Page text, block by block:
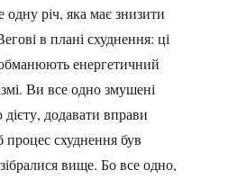
одну річ, яка має знизити
в плані схуднення: ці
енергетичний
Ви все одно змушені
додавати вправи
процес схуднення був
вище. Бо все одно,